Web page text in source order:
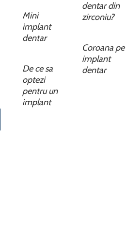
Mini
implant
dentar
De ce sa
optezi
pentru un
implant
dentar din
zirconiu?
Coroana pe
implant
dentar